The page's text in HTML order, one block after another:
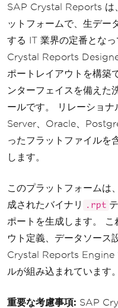
SAP Crystal Reports は
ットフォームで、生デー
する IT 業界の定番とな
Crystal Reports
ポートレイアウトを構築
ンターフェイスを備えた
ールです。 リレーショナ
Server、Oracle、
ったフラットファイルを
します。
このプラットフォーム
成されたバイナリ
.rpt
ポートを生成します。
ウト定義、データソース
Crystal Reports Engine
ルが組み込まれています。
重要な考慮事項: SAP